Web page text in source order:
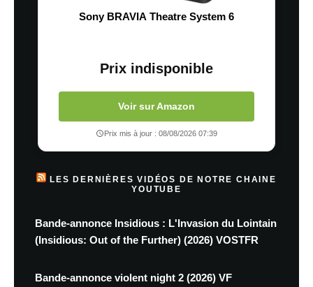
Sony BRAVIA Theatre System 6
Prix indisponible
Voir sur Amazon
Prix mis à jour : 08/08/2026 07:39
LES DERNIÈRES VIDÉOS DE NOTRE CHAINE
YOUTUBE
Bande-annonce Insidious : L'Invasion du Lointain
(Insidious: Out of the Further) (2026) VOSTFR
Bande-annonce violent night 2 (2026) VF